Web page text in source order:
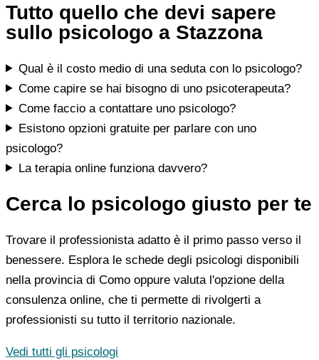
Tutto quello che devi sapere
sullo psicologo a Stazzona
Qual è il costo medio di una seduta con lo psicologo?
Come capire se hai bisogno di uno psicoterapeuta?
Come faccio a contattare uno psicologo?
Esistono opzioni gratuite per parlare con uno
psicologo?
La terapia online funziona davvero?
Cerca lo psicologo giusto per te
Trovare il professionista adatto è il primo passo verso il
benessere. Esplora le schede degli psicologi disponibili
nella provincia di Como oppure valuta l'opzione della
consulenza online, che ti permette di rivolgerti a
professionisti su tutto il territorio nazionale.
Vedi tutti gli psicologi